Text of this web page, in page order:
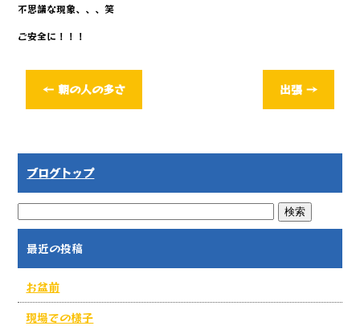
不思議な現象、、、笑
ご安全に！！！
← 朝の人の多さ 出張 →
ブログトップ
最近の投稿
お盆前
現場での様子